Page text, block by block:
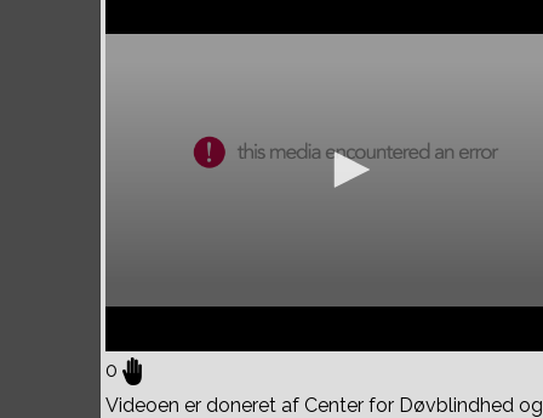
0
Videoen er doneret af Center for Døvblindhed og